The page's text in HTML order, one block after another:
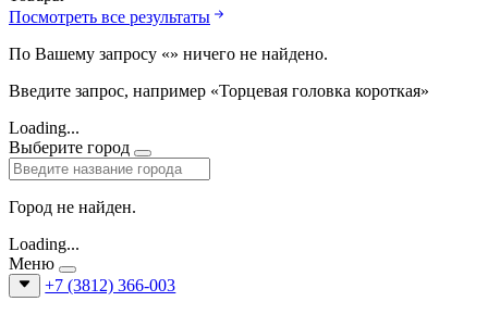
Посмотреть все результаты
По Вашему запросу «» ничего не найдено.
Введите запрос, например «Торцевая головка короткая»
Loading...
Выберите город
Город не найден.
Loading...
Меню
+7 (3812) 366-003